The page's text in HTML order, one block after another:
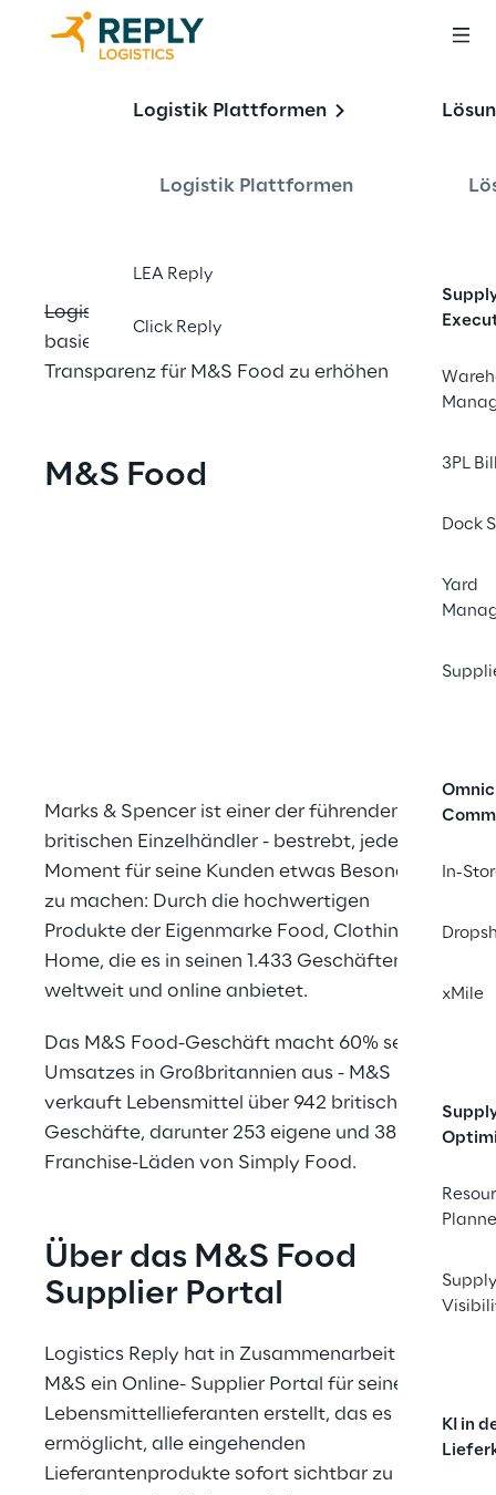
Logistik Plattformen
Logistik Plattformen
LEA Reply
Click Reply
3PL
Dock
Yard
In-
xMile
KI in
Brandneues
Supplier Portal Für
M&S Food
Logistics Reply erstellt ein Online-Cloud-
basiertes Supplier Portal, um die
Transparenz für M&S Food zu erhöhen
M&S Food
Marks & Spencer ist einer der führenden
britischen Einzelhändler - bestrebt, jeden
Moment für seine Kunden etwas Besonderes
zu machen: Durch die hochwertigen
Produkte der Eigenmarke Food, Clothing &
Home, die es in seinen 1.433 Geschäften
weltweit und online anbietet.
Das M&S Food-Geschäft macht 60% seines
Umsatzes in Großbritannien aus - M&S
verkauft Lebensmittel über 942 britische
Geschäfte, darunter 253 eigene und 383
Franchise-Läden von Simply Food.
Über das M&S Food
Supplier Portal
Logistics Reply hat in Zusammenarbeit mit
M&S ein Online- Supplier Portal für seine
Lebensmittellieferanten erstellt, das es M&S
ermöglicht, alle eingehenden
Lieferantenprodukte sofort sichtbar zu